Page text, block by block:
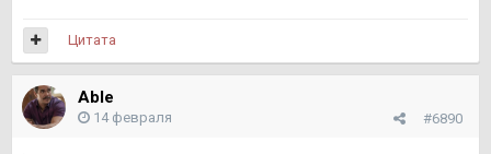
Цитата
Able
#6890
14 февраля